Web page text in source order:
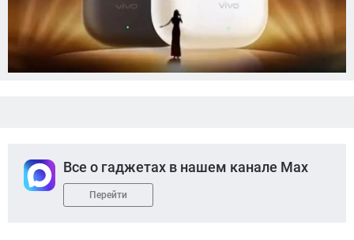
Все о гаджетах в нашем канале Max
Перейти